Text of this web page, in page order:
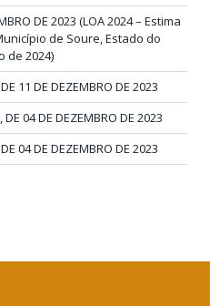
DE 2023 (LOA 2024 – Estima
de Soure, Estado do
de 2024)
11 DE DEZEMBRO DE 2023
04 DE DEZEMBRO DE 2023
04 DE DEZEMBRO DE 2023